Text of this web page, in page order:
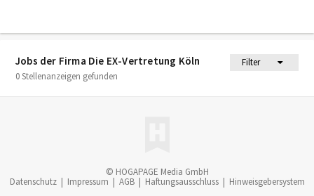
Jobs der Firma Die EX-Vertretung Köln
Filter
0 Stellenanzeigen gefunden
© HOGAPAGE Media GmbH
Datenschutz | Impressum | AGB | Haftungsausschluss | Hinweisgebersystem